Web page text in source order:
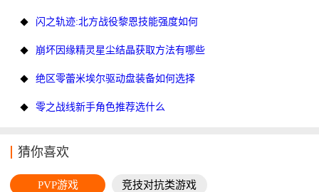
闪之轨迹:北方战役黎恩技能强度如何
崩坏因缘精灵星尘结晶获取方法有哪些
绝区零蕾米埃尔驱动盘装备如何选择
零之战线新手角色推荐选什么
猜你喜欢
PVP游戏 竞技对抗类游戏